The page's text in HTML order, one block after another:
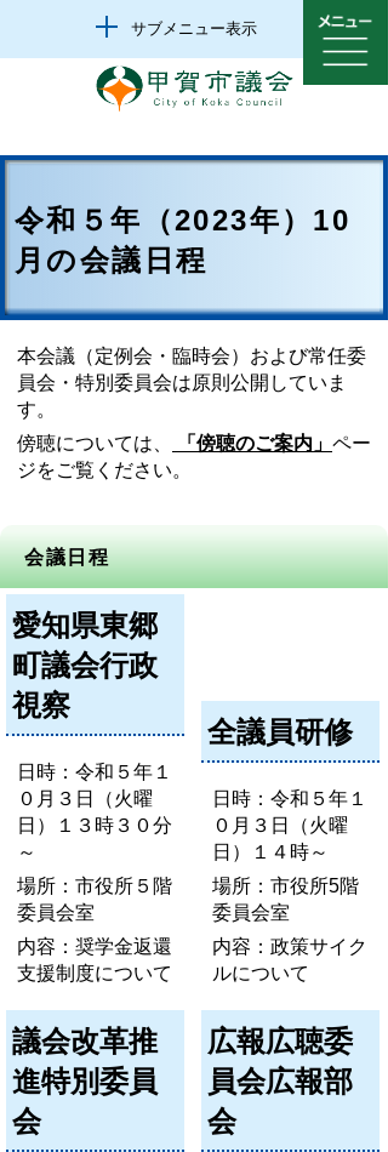
サブメニュー表示
令和５年（2023年）10
月の会議日程
本会議（定例会・臨時会）および常任委
員会・特別委員会は原則公開していま
す。
傍聴については、
「傍聴のご案内」 ペー
ジをご覧ください。
会議日程
愛知県東郷
町議会行政
視察
日時：令和５年１
０月３日（火曜
日）１３時３０分
～
場所：市役所５階
委員会室
内容：奨学金返還
支援制度について
全議員研修
日時：令和５年１
０月３日（火曜
日）１４時～
場所：市役所5階
委員会室
内容：政策サイク
ルについて
議会改革推
進特別委員
会
広報広聴委
員会広報部
会